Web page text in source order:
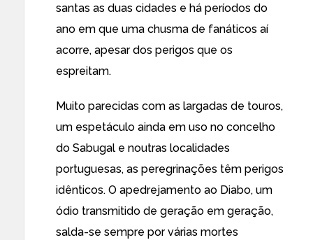
santas as duas cidades e há períodos do
ano em que uma chusma de fanáticos aí
acorre, apesar dos perigos que os
espreitam.
Muito parecidas com as largadas de touros,
um espetáculo ainda em uso no concelho
do Sabugal e noutras localidades
portuguesas, as peregrinações têm perigos
idênticos. O apedrejamento ao Diabo, um
ódio transmitido de geração em geração,
salda-se sempre por várias mortes